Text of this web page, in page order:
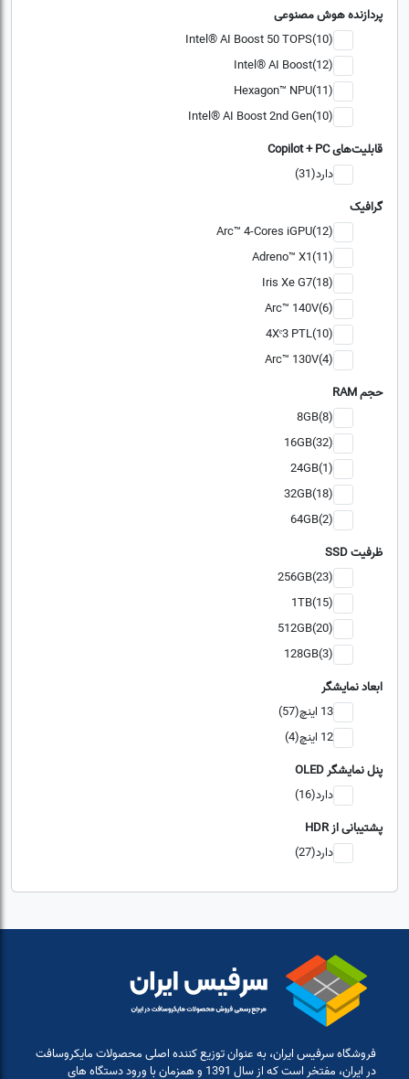
پردازنده هوش مصنوعی
Intel® AI Boost 50 TOPS(10)
Intel® AI Boost(12)
Hexagon™ NPU(11)
Intel® AI Boost 2nd Gen(10)
قابلیت‌های Copilot + PC
دارد(31)
گرافیک
Arc™ 4-Cores iGPU(12)
Adreno™ X1(11)
Iris Xe G7(18)
Arc™ 140V(6)
4Xᵉ3 PTL(10)
Arc™ 130V(4)
حجم RAM
8GB(8)
16GB(32)
24GB(1)
32GB(18)
64GB(2)
ظرفیت SSD
256GB(23)
1TB(15)
512GB(20)
128GB(3)
ابعاد نمایشگر
13 اینچ(57)
12 اینچ(4)
پنل نمایشگر OLED
دارد(16)
پشتیبانی از HDR
دارد(27)
فروشگاه سرفیس ایران، به عنوان توزیع کننده اصلی محصولات مایکروسافت
در ایران، مفتخر است که از سال 1391 و همزمان با ورود دستگاه های